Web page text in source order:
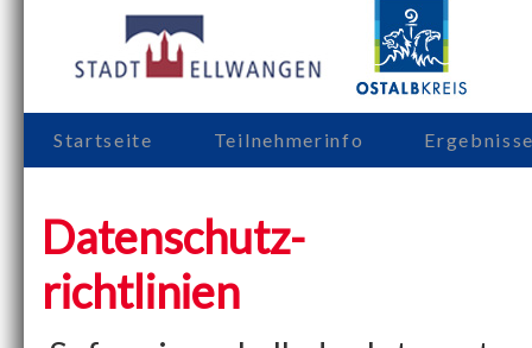
Startseite Teilnehmerinfo
Datenschutz-
richtlinien